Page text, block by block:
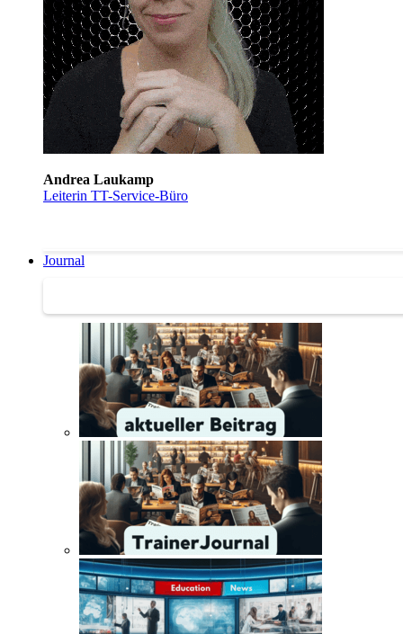
Andrea Laukamp
Leiterin TT-Service-Büro
Journal